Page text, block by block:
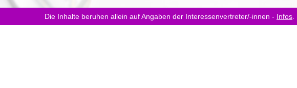
hier:Die Inhalte beruhen allein auf Angaben der Interessenvertreter/-innen - Infos